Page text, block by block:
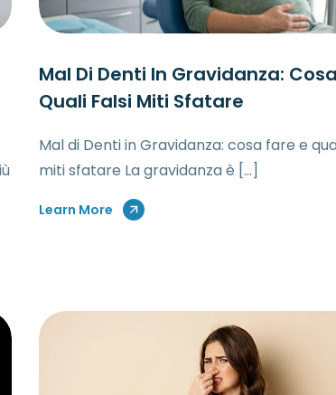
Mal Di Denti In Gravidanza:
Quali Falsi Miti Sfatare
Mal di Denti in Gravidanza: cosa fare e
miti sfatare La gravidanza è […]
Learn More